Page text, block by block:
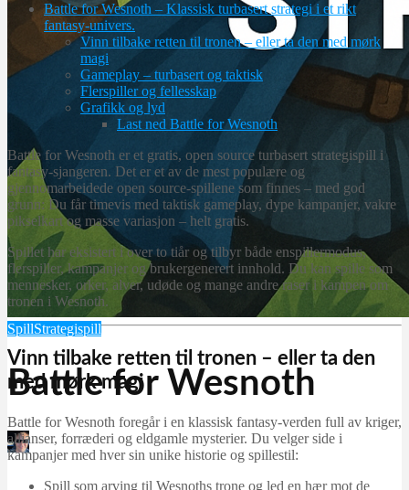
SpillStrategispill
Battle for Wesnoth
Martin Jørgensen
april 5, 2026
Battle for Wesnoth – Klassisk turbasert strategi i et rikt
fantasy-univers.
Vinn tilbake retten til tronen – eller ta den med mørk
magi
Gameplay – turbasert og taktisk
Flerspiller og fellesskap
Grafikk og lyd
Last ned Battle for Wesnoth
Battle for Wesnoth er et gratis, open source turbasert strategispill i
fantasy-sjangeren. Det er et av de mest populære og
gjennomarbeidede open source-spillene som finnes – med god
grunn: Du får timevis med taktisk gameplay, dype kampanjer, vakre
pikselkart og masse variasjon – helt gratis.
Spillet har eksistert i over to tiår og tilbyr både enspillermodus,
flerspiller, kampanjer og brukergenerert innhold. Du kan spille som
mennesker, orker, alver, udøde og mange andre raser i kampen om
tronen i Wesnoth.
Vinn tilbake retten til tronen – eller ta den
med mørk magi
Battle for Wesnoth foregår i en klassisk fantasy-verden full av kriger,
allianser, forræderi og eldgamle mysterier. Du velger side i
kampanjer med hver sin unike historie og spillestil:
Spill som arving til Wesnoths trone og led en hær mot de